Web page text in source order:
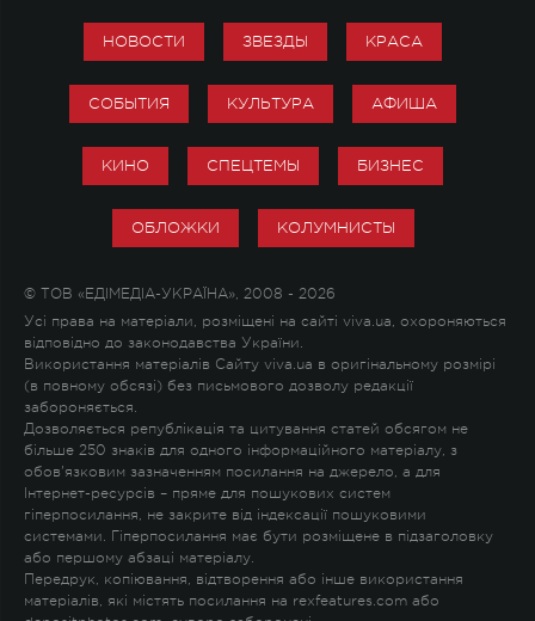
НОВОСТИ ЗВЕЗДЫ КРАСА
СОБЫТИЯ КУЛЬТУРА АФИША
КИНО СПЕЦТЕМЫ БИЗНЕС
ОБЛОЖКИ КОЛУМНИСТЫ
© ТОВ «ЕДІМЕДІА-УКРАЇНА», 2008 - 2026
Усі права на матеріали, розміщені на сайті viva.ua, охороняються
відповідно до законодавства України.
Використання матеріалів Сайту viva.ua в оригінальному розмірі
(в повному обсязі) без письмового дозволу редакції
забороняється.
Дозволяється републікація та цитування статей обсягом не
більше 250 знаків для одного інформаційного матеріалу, з
обов'язковим зазначенням посилання на джерело, а для
Інтернет-ресурсів – пряме для пошукових систем
гіперпосилання, не закрите від індексації пошуковими
системами. Гіперпосилання має бути розміщене в підзаголовку
або першому абзаці матеріалу.
Передрук, копіювання, відтворення або інше використання
матеріалів, які містять посилання на rexfeatures.com або